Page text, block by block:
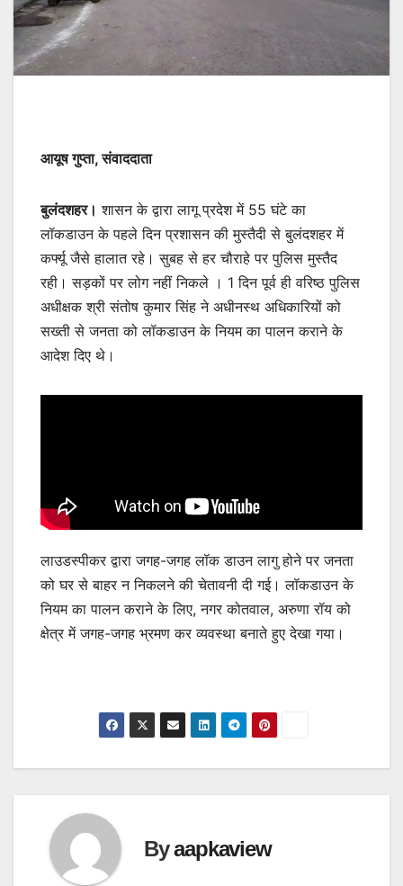
आयूष गुप्ता, संवाददाता
बुलंदशहर। शासन के द्वारा लागू प्रदेश में 55 घंटे का
लॉकडाउन के पहले दिन प्रशासन की मुस्तैदी से बुलंदशहर में
कर्फ्यू जैसे हालात रहे। सुबह से हर चौराहे पर पुलिस मुस्तैद
रही। सड़कों पर लोग नहीं निकले । 1 दिन पूर्व ही वरिष्ठ पुलिस
अधीक्षक श्री संतोष कुमार सिंह ने अधीनस्थ अधिकारियों को
सख्ती से जनता को लॉकडाउन के नियम का पालन कराने के
आदेश दिए थे।
लाउडस्पीकर द्वारा जगह-जगह लॉक डाउन लागु होने पर जनता
को घर से बाहर न निकलने की चेतावनी दी गई। लॉकडाउन के
नियम का पालन कराने के लिए, नगर कोतवाल, अरुणा रॉय को
क्षेत्र में जगह-जगह भ्रमण कर व्यवस्था बनाते हुए देखा गया।
Byaapkaview